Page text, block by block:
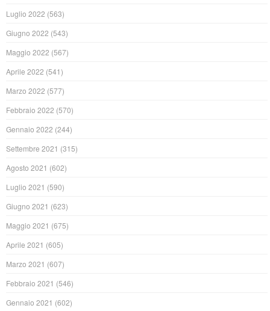
Luglio 2022 (563)
Giugno 2022 (543)
Maggio 2022 (567)
Aprile 2022 (541)
Marzo 2022 (577)
Febbraio 2022 (570)
Gennaio 2022 (244)
Settembre 2021 (315)
Agosto 2021 (602)
Luglio 2021 (590)
Giugno 2021 (623)
Maggio 2021 (675)
Aprile 2021 (605)
Marzo 2021 (607)
Febbraio 2021 (546)
Gennaio 2021 (602)